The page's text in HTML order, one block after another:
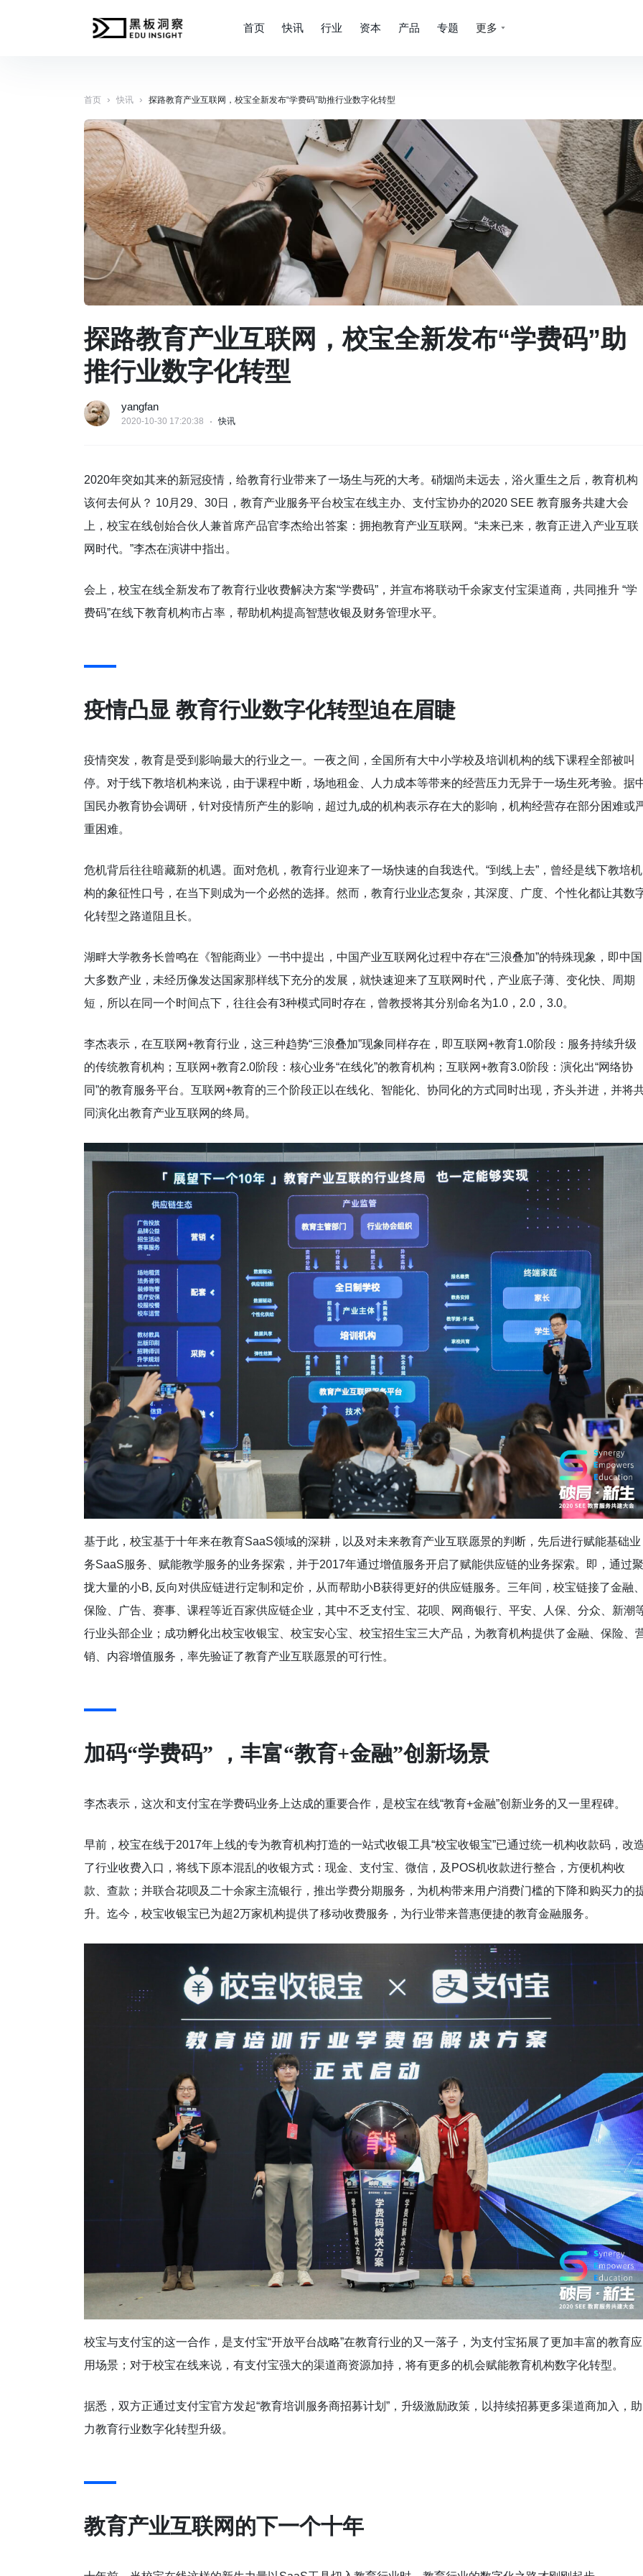
首页 快讯 行业 资本 产品 专题 更多
首页 › 快讯 › 探路教育产业互联网，校宝全新发布“学费码”助推行业数字化转型
探路教育产业互联网，校宝全新发布“学费码”助
推行业数字化转型
yangfan
2020-10-30 17:20:38 快讯
2020年突如其来的新冠疫情，给教育行业带来了一场生与死的大考。硝烟尚未远去，浴火重生之后，教育机构
该何去何从？ 10月29、30日，教育产业服务平台校宝在线主办、支付宝协办的2020 SEE 教育服务共建大会
上，校宝在线创始合伙人兼首席产品官李杰给出答案：拥抱教育产业互联网。“未来已来，教育正进入产业互联
网时代。”李杰在演讲中指出。
会上，校宝在线全新发布了教育行业收费解决方案“学费码”，并宣布将联动千余家支付宝渠道商，共同推升 “学
费码”在线下教育机构市占率，帮助机构提高智慧收银及财务管理水平。
疫情凸显 教育行业数字化转型迫在眉睫
疫情突发，教育是受到影响最大的行业之一。一夜之间，全国所有大中小学校及培训机构的线下课程全部被叫
停。对于线下教培机构来说，由于课程中断，场地租金、人力成本等带来的经营压力无异于一场生死考验。据
国民办教育协会调研，针对疫情所产生的影响，超过九成的机构表示存在大的影响，机构经营存在部分困难或
重困难。
危机背后往往暗藏新的机遇。面对危机，教育行业迎来了一场快速的自我迭代。“到线上去”，曾经是线下教培机
构的象征性口号，在当下则成为一个必然的选择。然而，教育行业业态复杂，其深度、广度、个性化都让其数
化转型之路道阻且长。
湖畔大学教务长曾鸣在《智能商业》一书中提出，中国产业互联网化过程中存在“三浪叠加”的特殊现象，即中国
大多数产业，未经历像发达国家那样线下充分的发展，就快速迎来了互联网时代，产业底子薄、变化快、周期
短，所以在同一个时间点下，往往会有3种模式同时存在，曾教授将其分别命名为1.0，2.0，3.0。
李杰表示，在互联网+教育行业，这三种趋势“三浪叠加”现象同样存在，即互联网+教育1.0阶段：服务持续升级
的传统教育机构；互联网+教育2.0阶段：核心业务“在线化”的教育机构；互联网+教育3.0阶段：演化出“网络协
同”的教育服务平台。互联网+教育的三个阶段正以在线化、智能化、协同化的方式同时出现，齐头并进，并将
同演化出教育产业互联网的终局。
基于此，校宝基于十年来在教育SaaS领域的深耕，以及对未来教育产业互联愿景的判断，先后进行赋能基础业
务SaaS服务、赋能教学服务的业务探索，并于2017年通过增值服务开启了赋能供应链的业务探索。即，通过聚
拢大量的小B, 反向对供应链进行定制和定价，从而帮助小B获得更好的供应链服务。三年间，校宝链接了金融、
保险、广告、赛事、课程等近百家供应链企业，其中不乏支付宝、花呗、网商银行、平安、人保、分众、新潮
行业头部企业；成功孵化出校宝收银宝、校宝安心宝、校宝招生宝三大产品，为教育机构提供了金融、保险、
销、内容增值服务，率先验证了教育产业互联愿景的可行性。
加码“学费码” ，丰富“教育+金融”创新场景
李杰表示，这次和支付宝在学费码业务上达成的重要合作，是校宝在线“教育+金融”创新业务的又一里程碑。
早前，校宝在线于2017年上线的专为教育机构打造的一站式收银工具“校宝收银宝”已通过统一机构收款码，改
了行业收费入口，将线下原本混乱的收银方式：现金、支付宝、微信，及POS机收款进行整合，方便机构收
款、查款；并联合花呗及二十余家主流银行，推出学费分期服务，为机构带来用户消费门槛的下降和购买力的
升。迄今，校宝收银宝已为超2万家机构提供了移动收费服务，为行业带来普惠便捷的教育金融服务。
校宝与支付宝的这一合作，是支付宝“开放平台战略”在教育行业的又一落子，为支付宝拓展了更加丰富的教育应
用场景；对于校宝在线来说，有支付宝强大的渠道商资源加持，将有更多的机会赋能教育机构数字化转型。
据悉，双方正通过支付宝官方发起“教育培训服务商招募计划”，升级激励政策，以持续招募更多渠道商加入，助
力教育行业数字化转型升级。
教育产业互联网的下一个十年